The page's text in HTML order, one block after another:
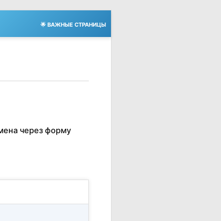
🌟 ВАЖНЫЕ СТРАНИЦЫ
через форму